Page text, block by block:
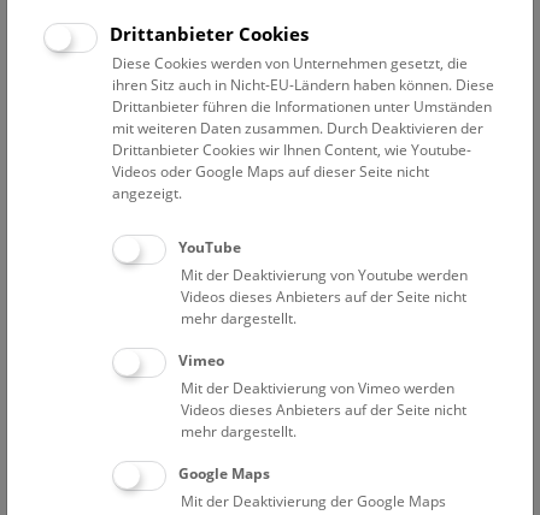
Projektmitarbeiterin FWF-Projekt „Religiopolitics – the
Imperium Christianum and its Commoners“
Almstädter Gergana
akademische Konservatorin | Restauratorin
Antl-Weiser Walpurga
Wissenschaftler i.R.
Wissenschaftler i.R.
Brandner Daniel
Wissenschaftlicher Mitarbeiter, Bergbauforschung
Eichert Stefan
Wissenschaftlicher Mitarbeiter, Stellvertretender
Abteilungsdirektor
Grömer Karina
Abteilungsdirektorin, Wissenschaftlerin
Drittanbieter Cookies
Diese Cookies werden von Unternehmen gesetzt, die
ihren Sitz auch in Nicht-EU-Ländern haben können. Diese
Drittanbieter führen die Informationen unter Umständen
mit weiteren Daten zusammen. Durch Deaktivieren der
Drittanbieter Cookies wir Ihnen Content, wie Youtube-
Videos oder Google Maps auf dieser Seite nicht
angezeigt.
YouTube
Mit der Deaktivierung von Youtube werden
Videos dieses Anbieters auf der Seite nicht
mehr dargestellt.
Vimeo
Mit der Deaktivierung von Vimeo werden
Videos dieses Anbieters auf der Seite nicht
mehr dargestellt.
Google Maps
Mit der Deaktivierung der Google Maps